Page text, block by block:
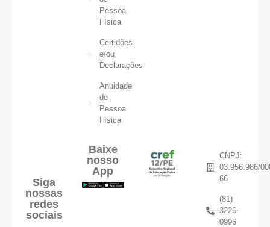
Pessoa
Física
Certidões
e/ou
Declarações
Anuidade
de
Pessoa
Física
Siga
nossas
redes
sociais
Baixe
nosso
App
CNPJ:
03.956.986/
66
(81)
3226-
0996